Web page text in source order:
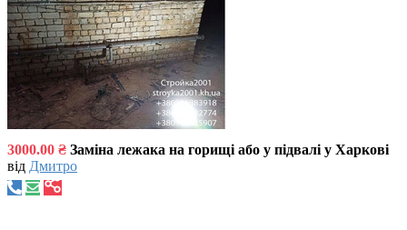
3000.00 ₴ Заміна лежака на горищі або у підвалі у Харкові
від Дмитро